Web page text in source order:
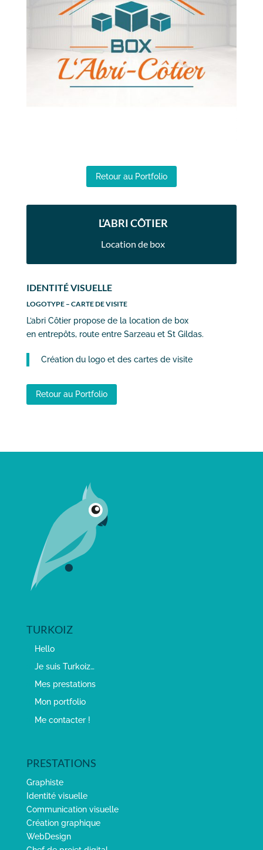
Retour au Portfolio
L’ABRI CÔTIER
Location de box
IDENTITÉ VISUELLE
LOGOTYPE – CARTE DE VISITE
L’abri Côtier propose de la location de box
en entrepôts, route entre Sarzeau et St Gildas.
Création du logo et des cartes de visite
Retour au Portfolio
TURKOIZ
Hello
Je suis Turkoiz…
Mes prestations
Mon portfolio
Me contacter !
PRESTATIONS
Graphiste
Identité visuelle
Communication visuelle
Création graphique
WebDesign